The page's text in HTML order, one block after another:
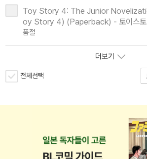
Toy Story 4: The Junior
oy Story 4) (Paperback) - 토이스
품절
더보기
전체선택